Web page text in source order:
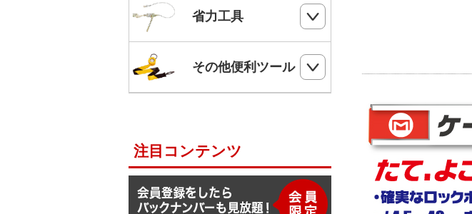
電線リール・ドラムローラー・ウイン
電動ウインチ用ロープ
スチールワイヤー
F1ライン
よび線グリップ
ドライバー
ドリルチャック・シャンクアダプター
ラチェットレンチ
ソケットレンチセット
モンキレンチ
ビット
ー
ビス
ケーブルタイ
圧着端子ミニパック
ワークポジショニング用連結ベルト
柱上安全帯用ランヤード
セフティロープ
後付ショルダーベルト
Shuttoシリーズ
サイドラック
検電器・配線チェッカー
メジャー
省力工具
ベルトスリング
その他便利ツール
脚立ソックス
サビ取りスプレー
注目コンテンツ